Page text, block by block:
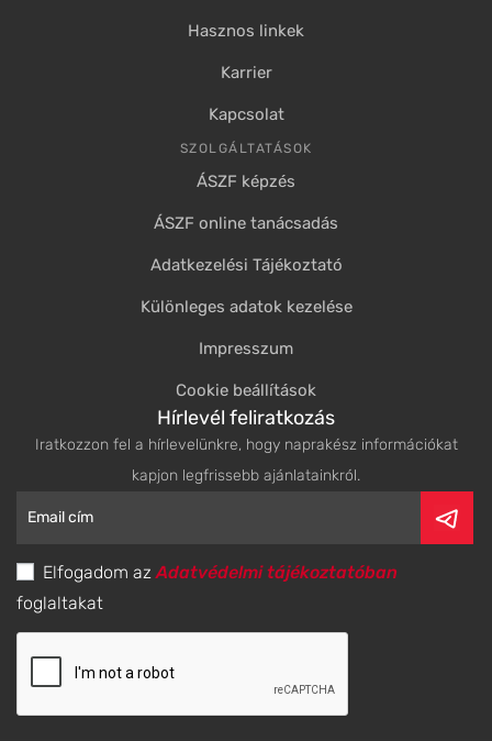
Hasznos linkek
Karrier
Kapcsolat
SZOLGÁLTATÁSOK
ÁSZF képzés
ÁSZF online tanácsadás
Adatkezelési Tájékoztató
Különleges adatok kezelése
Impresszum
Cookie beállítások
Hírlevél feliratkozás
Iratkozzon fel a hírlevelünkre, hogy naprakész információkat
kapjon legfrissebb ajánlatainkról.
Elfogadom azAdatvédelmi tájékoztatóban
foglaltakat